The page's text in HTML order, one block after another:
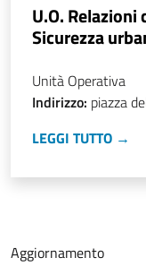
U.O.
Sicurezza
Unità Operativa
Indirizzo: piazza
LEGGI TUTTO →
Aggiornamento